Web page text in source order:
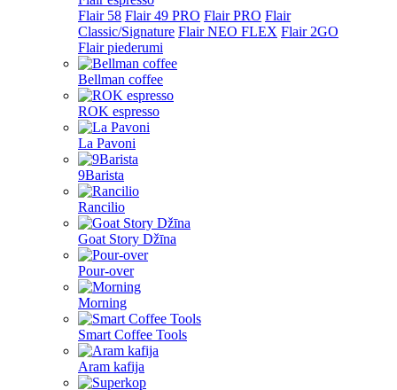
Flair 58 Flair 49 PRO Flair PRO Flair
Classic/Signature Flair NEO FLEX Flair 2GO
Flair piederumi
Bellman coffee
ROK espresso
La Pavoni
9Barista
Rancilio
Goat Story Džīna
Pour-over
Morning
Smart Coffee Tools
Aram kafija